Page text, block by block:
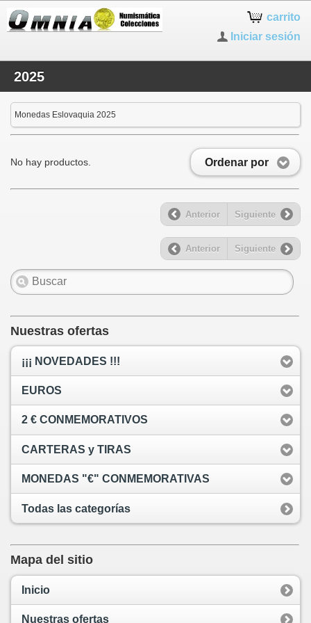
carrito
Iniciar sesión
2025
Monedas Eslovaquia 2025
Ordenar por
No hay productos.
Anterior Siguiente
Anterior Siguiente
Nuestras ofertas
¡¡¡ NOVEDADES !!!
EUROS
2 € CONMEMORATIVOS
CARTERAS y TIRAS
MONEDAS "€" CONMEMORATIVAS
Todas las categorías
Mapa del sitio
Inicio
Nuestras ofertas